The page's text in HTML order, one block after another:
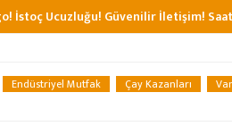
İstoç Ucuzluğu! Güvenilir İletişim!
Endüstriyel Mutfak Çay Kazanları